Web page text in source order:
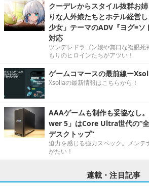
クーデレからスタイル抜群お
りな人外娘たちとホテル経営
少女」テーマのADV『ヨグ=ソ
対応
ツンデレドラゴン娘や無口な複眼死
もりのヒロインたちがアツい！
ゲームコマースの最前線ー
Xsollaの最新情報はこちらから！
AAAゲームも制作も妥協なし
wer 5」はCore Ultra世代の“
デスクトップ”
迫力を感じる強力スペック。メンテ
がたい！
連載・注目記事